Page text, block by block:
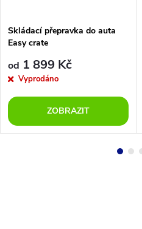
Skládací přepravka do auta
Easy crate
od 1 899 Kč
Vyprodáno
ZOBRAZIT